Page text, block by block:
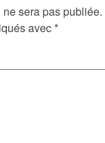
sera pas publiée.
avec *